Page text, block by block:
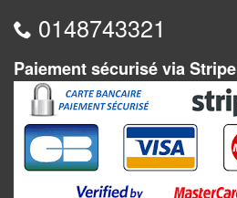
Escape
Game
/
Enquête
Jeux
évolutifs
0148743321
Paiement sécurisé via Stripe